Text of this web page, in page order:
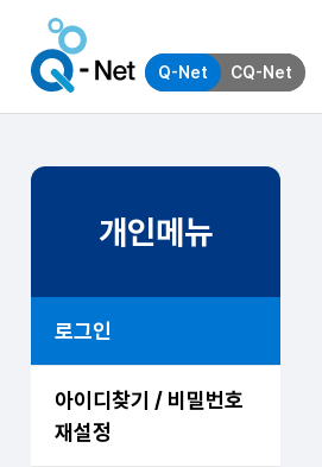
Q-Net CQ-Net
개인메뉴
로그인
아이디찾기 / 비밀번호
재설정